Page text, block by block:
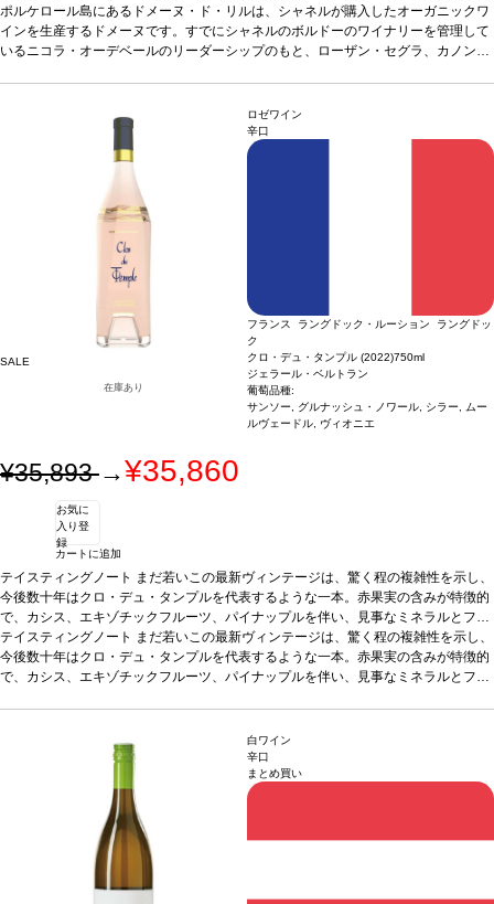
ベルリケのチームがバックアップし、ドメーヌ・ド・リルのチームは、高級ワイン
の卓越性は、独自のテロワールの発見と、畑とワイナリーの緻密な作業によっても
たらされることを示しています。 ドメーヌ・ド・リル:・1910年、フランソワ・ジ
スチャン・ル・ベルがファミリーのワイナリーの幅を広げることに人生を捧げ、ポ
ルクロールの象徴的な畑にすることに成功。・2019年、生産者として、また船乗
りとして充実した年月を過ごしたセバスチャンは、この遺産をシャネルに託し、ド
メーヌ・ド・リルの物語に新たな章を開く。
リーを管理しているニコラ・オーデベールのリーダーシップのもと、ローザン・セ
グラ、カノン、ベルリケのチームがバックアップし、ドメーヌ・ド・ リルのチーム
は、高級ワインの卓越性は、独自のテロワールの発見と、畑とワイナリーの緻密な
作業によってもたらされることを示す。
ラズベリー、グレナディンシロップのアロマを示し、ほのかなピンクグレープフル
ーツが加わる。口に含むと、レッドベリーの風味に、濃厚なチェリー、カシスの含
み、スパイスを感じ、長く爽やかで微かな塩味のある後味が続く。
ク、甲殻類、野菜や家きん料理などと好相性葡萄品種グルナッシュ 32%、シラー
26%、サンソー 23%、ムールヴェードル 13%、ティブラン 6%
＆サスティナブル（ユーロリーフ認証）
*本ヴィンテージが在庫切れの場合、在庫
があり価格が同様の場合は自動的に次のヴィンテージに変更されます、ご了承くだ
ポルケロール島にあるドメーヌ・ド・リルは、シャネルが購入したオーガニックワ
インを生産するドメーヌです。すでにシャネルのボルドーのワイナリーを管理して
いるニコラ・オーデベールのリーダーシップのもと、ローザン・セグラ、カノン、
ドメーヌ・ド・リル:
ョゼフ・フルニエが若い妻への結婚祝いとしてこの島を手に入れる。二人はこの小
さな地中海の宝石を楽園にするために人生を捧げた。 ・1980年代には、孫のセバ
スチャン・ル・ベルがファミリーのワイナリーの幅を広げることに人生を捧げ、ポ
ルクロールの象徴的な畑にすることに成功。
りとして充実した年月を過ごしたセバスチャンは、この遺産をシャネルに託し、ド
メーヌ・ド・リルの物語に新たな章を開く。
リーを管理しているニコラ・オーデベールのリーダーシップのもと、ローザン・セ
グラ、カノン、ベルリケのチームがバックアップし、ドメーヌ・ド・ リルのチーム
は、高級ワインの卓越性は、独自のテロワールの発見と、畑とワイナリーの緻密な
作業によってもたらされることを示す。
テイスティングノート
ラズベリー、グレナディンシロップのアロマを示し、ほのかなピンクグレープフル
ーツが加わる。口に含むと、レッドベリーの風味に、濃厚なチェリー、カシスの含
み、スパイスを感じ、長く爽やかで微かな塩味のある後味が続く。
ク、甲殻類、野菜や家きん料理などと好相性葡萄品種
26%、サンソー 23%、ムールヴェードル 13%、ティブラン 6%認証オーガニック
*本ヴィンテージが在庫切れの場合、在庫
さい。
SALE
在庫あり
ロゼワイン
辛口
フランス ラングドック・ルーション ラングドッ
ク
クロ・デュ・タンプル (2022)750ml
ジェラール・ベルトラン
葡萄品種:
サンソー, グルナッシュ・ノワール, シラー, ムー
ルヴェードル, ヴィオニエ
¥35,893→¥35,860
お気に
入り登
録
カートに追加
テイスティングノート まだ若いこの最新ヴィンテージは、驚く程の複雑性を示し、
今後数十年はクロ・デュ・タンプルを代表するような一本。赤果実の含みが特徴的
で、カシス、エキゾチックフルーツ、パイナップルを伴い、見事なミネラルとフレ
ッシュさを併せ持つ。アロマの余韻が口の中でも続き、滑らかでフルボディのワイ
ンが弾ける。合う料理ロブスターやホタテなどと好相性葡萄品種41% サンソー、
38% グルナッシュ・ノワール、11% シラー、7% ムールヴェードル、3% ヴィオニ
テイスティングノート まだ若いこの最新ヴィンテージは、驚く程の複雑性を示し、
今後数十年はクロ・デュ・タンプルを代表するような一本。赤果実の含みが特徴的
で、カシス、エキゾチックフルーツ、パイナップルを伴い、見事なミネラルとフレ
38% グルナッシュ・ノワール、11% シラー、7% ムールヴェードル、3% ヴィオニ
デメテール（オーガニック/バイオダイナミック）
切れの場合、在庫があり価格が同様の場合は自動的に次のヴィンテージに変更され
ます、ご了承ください。
白ワイン
辛口
まとめ買い